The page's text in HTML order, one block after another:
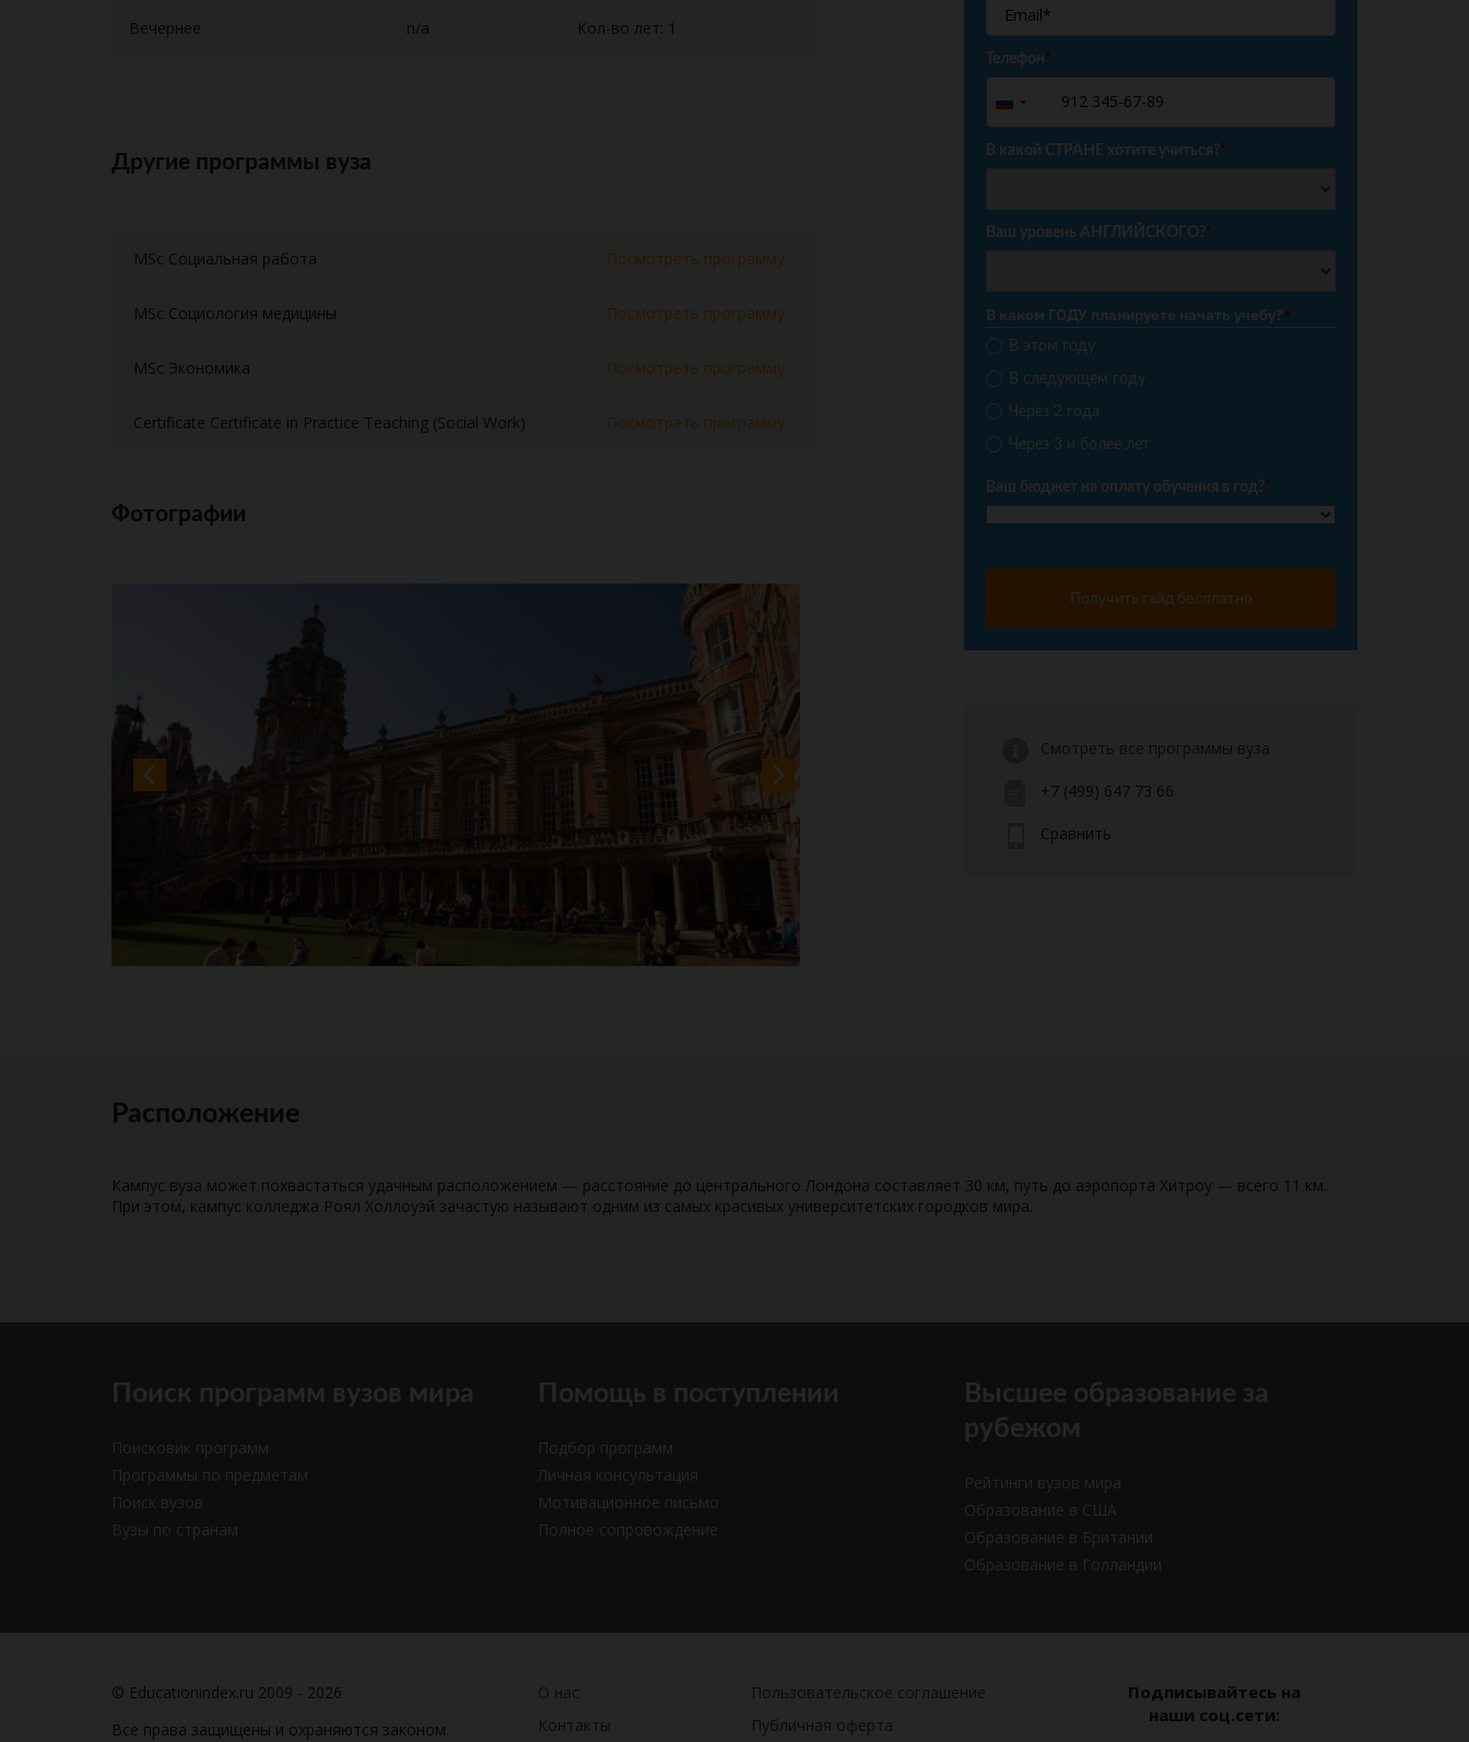
Вечернее n/a Кол-во лет: 1
Другие программы вуза
MSc Социальная работа Посмотреть программу
MSc Социология медицины Посмотреть программу
MSc Экономика Посмотреть программу
Certificate Certificate in Practice Teaching (Social Work) Посмотреть программу
Фотографии
Телефон*
Russia
+7
В какой СТРАНЕ хотите учиться?*
Ваш уровень АНГЛИЙСКОГО?*
В каком ГОДУ планируете начать учебу?*
В этом году
В следующем году
Через 2 года
Через 3 и более лет
Ваш бюджет на оплату обучения в год?*
Получить гайд бесплатно
Смотреть все программы вуза
+7 (499) 647 73 66
Сравнить
Расположение
Кампус вуза может похвастаться удачным расположением — расстояние до центрального Лондона составляет 30 км, путь до аэропорта Хитроу — всего 11 км.
При этом, кампус колледжа Роял Холлоуэй зачастую называют одним из самых красивых университетских городков мира.
Поиск программ вузов мира
Поисковик программ
Программы по предметам
Поиск вузов
Вузы по странам
Помощь в поступлении
Подбор программ
Личная консультация
Мотивационное письмо
Полное сопровождение
Высшее образование за
рубежом
Рейтинги вузов мира
Образование в США
Образование в Британии
Образование в Голландии
© Educationindex.ru 2009 - 2026
Все права защищены и охраняются законом.
О нас
Контакты
Пользовательское соглашение
Публичная оферта
Подписывайтесь на
наши соц.сети: